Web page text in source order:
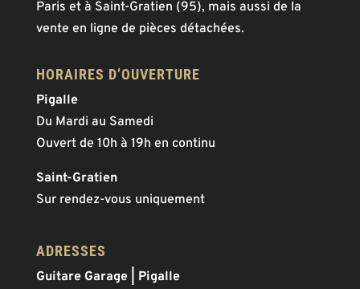
Paris et à Saint-Gratien (95), mais aussi de la
vente en ligne de pièces détachées.
HORAIRES D’OUVERTURE
Pigalle
Du Mardi au Samedi
Ouvert de 10h à 19h en continu
Saint-Gratien
Sur rendez-vous uniquement
ADRESSES
Guitare Garage | Pigalle